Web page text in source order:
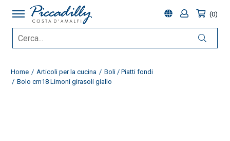
0
Home Articoli per la cucina
Boli / Piatti fondi
Bolo cm18 Limoni girasoli giallo